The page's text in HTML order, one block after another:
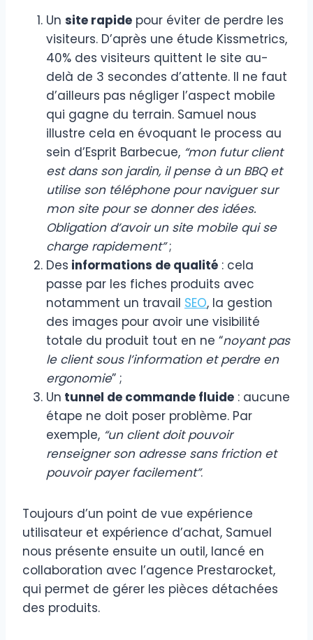
Un site rapide pour éviter de perdre les
visiteurs. D’après une étude Kissmetrics,
40% des visiteurs quittent le site au-
delà de 3 secondes d’attente. Il ne faut
d’ailleurs pas négliger l’aspect mobile
qui gagne du terrain. Samuel nous
illustre cela en évoquant le process au
sein d’Esprit Barbecue, “mon futur client
est dans son jardin, il pense à un BBQ et
utilise son téléphone pour naviguer sur
mon site pour se donner des idées.
Obligation d’avoir un site mobile qui se
charge rapidement”;
Des informations de qualité : cela
passe par les fiches produits avec
notamment un travail SEO, la gestion
des images pour avoir une visibilité
totale du produit tout en ne “noyant pas
le client sous l’information et perdre en
ergonomie” ;
Un tunnel de commande fluide : aucune
étape ne doit poser problème. Par
exemple, “un client doit pouvoir
renseigner son adresse sans friction et
pouvoir payer facilement”.
Toujours d’un point de vue expérience
utilisateur et expérience d’achat, Samuel
nous présente ensuite un outil, lancé en
collaboration avec l’agence Prestarocket,
qui permet de gérer les pièces détachées
des produits.